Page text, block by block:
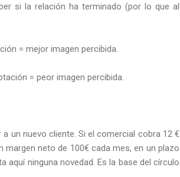
si la relación ha terminado (por lo que al
= mejor imagen percibida.
= peor imagen percibida.
un nuevo cliente. Si el comercial cobra 12 €
margen neto de 100€ cada mes, en un plazo
aquí ninguna novedad. Es la base del círculo